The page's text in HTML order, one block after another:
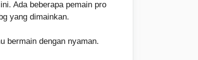
Ada beberapa pemain pro
yang dimainkan.
bermain dengan nyaman.